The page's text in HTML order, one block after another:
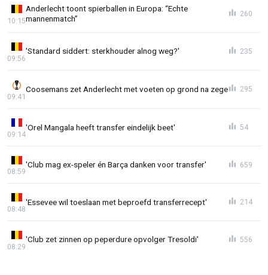
Anderlecht toont spierballen in Europa: “Echte
mannenmatch”
10:15
260
'Standard siddert: sterkhouder alnog weg?'
09:56
235
Coosemans zet Anderlecht met voeten op grond na zege
09:41
295
'Orel Mangala heeft transfer eindelijk beet'
09:14
54
'Club mag ex-speler én Barça danken voor transfer'
08:59
659
'Essevee wil toeslaan met beproefd transferrecept'
08:48
214
'Club zet zinnen op peperdure opvolger Tresoldi'
08:29
556